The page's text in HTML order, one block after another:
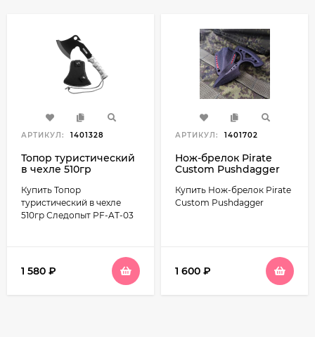
АРТИКУЛ: 1401328
Топор туристический
в чехле 510гр
Купить Топор
туристический в чехле
510гр Следопыт PF-AT-03
1 580 ₽
АРТИКУЛ: 1401702
Нож-брелок Pirate
Custom Pushdagger
Купить Нож-брелок Pirate
Custom Pushdagger
1 600 ₽